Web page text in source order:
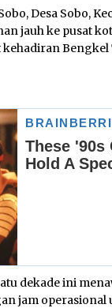
Desa Sobo,
jauh ke pusat
dekade ini
jam